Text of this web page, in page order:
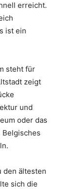
erreicht.
ist ein
steht für
zeigt
und
oder das
Belgisches
den ältesten
sich die